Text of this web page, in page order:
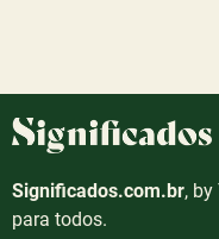
Significados.com.br,
para todos.